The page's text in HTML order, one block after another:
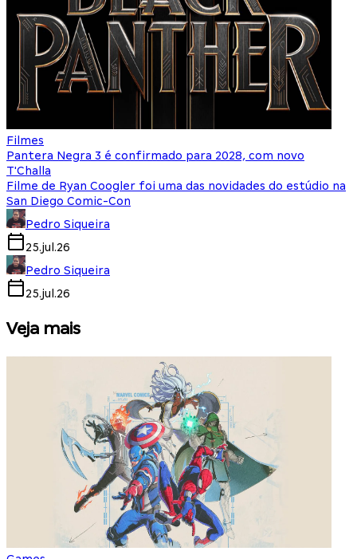
Filmes
Pantera Negra 3 é confirmado para 2028, com novo
T'Challa
Filme de Ryan Coogler foi uma das novidades do estúdio na
San Diego Comic-Con
Pedro Siqueira
25.jul.26
Pedro Siqueira
25.jul.26
Veja mais